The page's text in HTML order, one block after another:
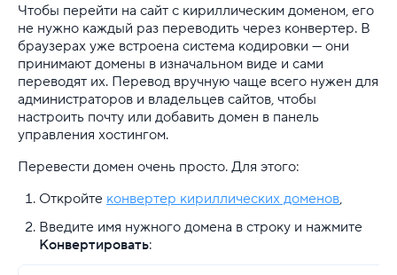
Чтобы перейти на сайт с кириллическим доменом, его
не нужно каждый раз переводить через конвертер. В
браузерах уже встроена система кодировки — они
принимают домены в изначальном виде и сами
переводят их. Перевод вручную чаще всего нужен для
администраторов и владельцев сайтов, чтобы
настроить почту или добавить домен в панель
управления хостингом.
Перевести домен очень просто. Для этого:
Откройте конвертер кириллических доменов,
Введите имя нужного домена в строку и нажмите
Конвертировать: